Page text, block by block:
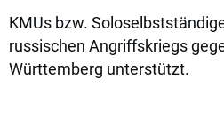
KMUs bzw.
russischen Angriffskriegs
Württemberg unterstützt.